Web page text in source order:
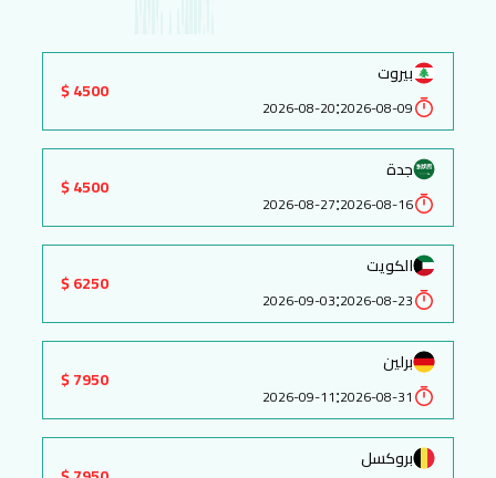
بيروت
2026-08-09
:
2026-08-20
4500 $
جدة
2026-08-16
:
2026-08-27
4500 $
الكويت
2026-08-23
:
2026-09-03
6250 $
برلين
2026-08-31
:
2026-09-11
7950 $
بروكسل